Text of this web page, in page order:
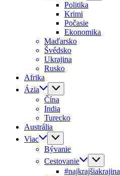
Politika
Krimi
Počasie
Ekonomika
Maďarsko
Švédsko
Ukrajina
Rusko
Afrika
Ázia
Čína
India
Turecko
Austrália
Viac
Bývanie
Cestovanie
#najkrajšiakrajina